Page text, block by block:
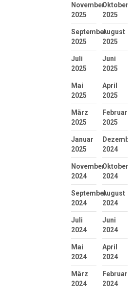
November
2025
Oktober
2025
September
2025
August
2025
Juli
2025
Juni
2025
Mai
2025
April
2025
März
2025
Februar
2025
Januar
2025
2024
November
2024
Oktober
2024
September
2024
August
2024
Juli
2024
Juni
2024
Mai
2024
April
2024
März
2024
Februar
2024